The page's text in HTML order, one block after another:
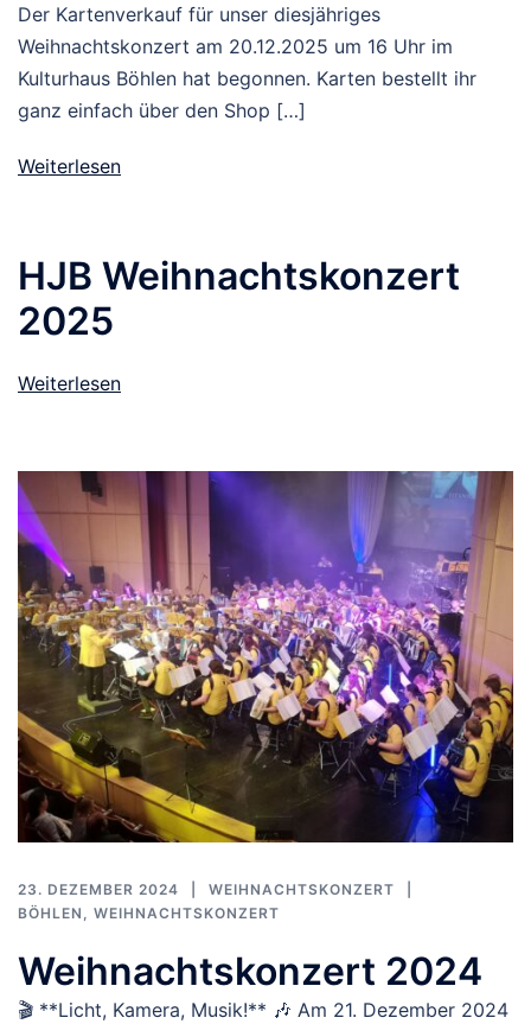
Der Kartenverkauf für unser diesjähriges
Weihnachtskonzert am 20.12.2025 um 16 Uhr im
Kulturhaus Böhlen hat begonnen. Karten bestellt ihr
ganz einfach über den Shop […]
Weiterlesen
HJB Weihnachtskonzert
2025
Weiterlesen
23. DEZEMBER 2024
WEIHNACHTSKONZERT
BÖHLEN , WEIHNACHTSKONZERT
Weihnachtskonzert 2024
🎬 **Licht, Kamera, Musik!** 🎶 Am 21. Dezember 2024